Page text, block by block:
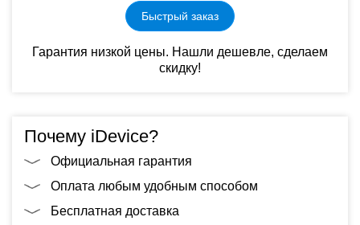
Быстрый заказ
Гарантия низкой цены. Нашли дешевле, сделаем
скидку!
Почему iDevice?
Официальная гарантия
Оплата любым удобным способом
Бесплатная доставка